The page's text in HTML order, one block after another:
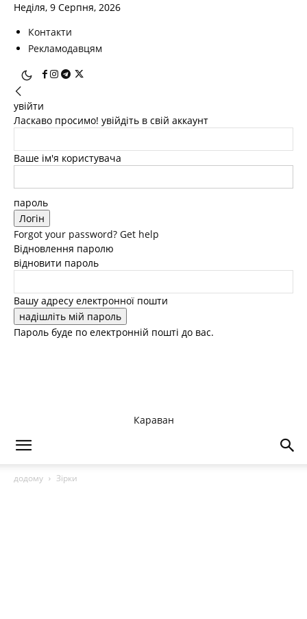
Неділя, 9 Серпня, 2026
Контакти
Рекламодавцям
увійти
Ласкаво просимо! увійдіть в свій аккаунт
Ваше ім'я користувача
пароль
Forgot your password? Get help
Відновлення паролю
відновити пароль
Вашу адресу електронної пошти
Пароль буде по електронній пошті до вас.
Караван
додому Зірки